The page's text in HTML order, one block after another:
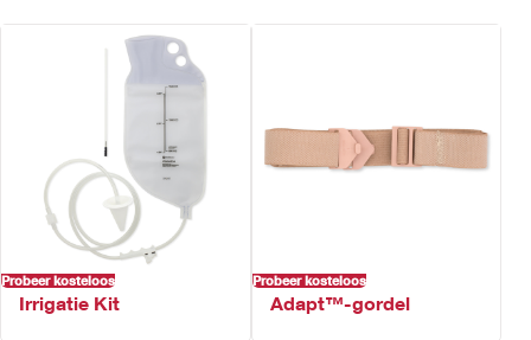
Leegbare irrigatiesleeve
Gebogen, beige klem
Probeer kosteloos
Irrigatie Kit
Probeer kosteloos
Adapt™-gordel